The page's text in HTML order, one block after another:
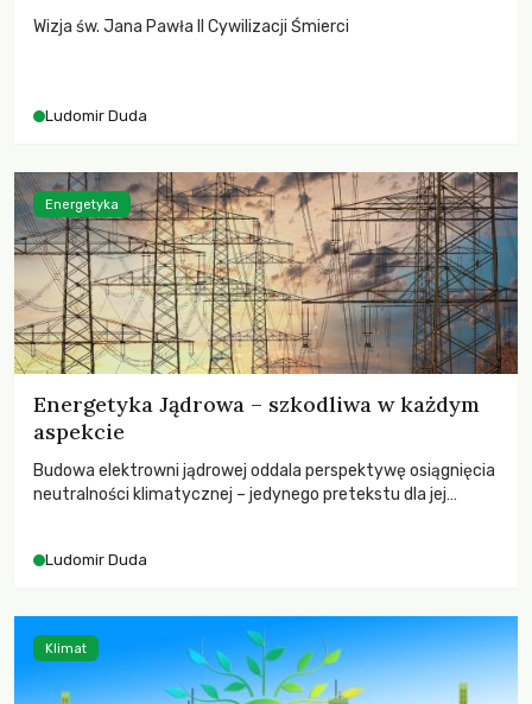
Wizja św. Jana Pawła II Cywilizacji Śmierci
Ludomir Duda
Energetyka Jądrowa – szkodliwa w każdym
aspekcie
Budowa elektrowni jądrowej oddala perspektywę osiągnięcia
neutralności klimatycznej – jedynego pretekstu dla jej
Ludomir Duda
Energetyka
Klimat